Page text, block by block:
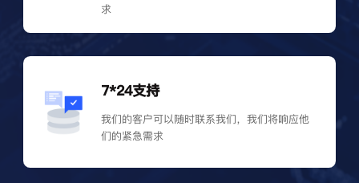
求
7*24支持
我们的客户可以随时联系我们，我们将响应他
们的紧急需求